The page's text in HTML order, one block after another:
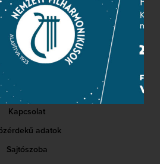
Breuer János
2002. május 22.)
Kapcsolat
adatok
Sajtószoba